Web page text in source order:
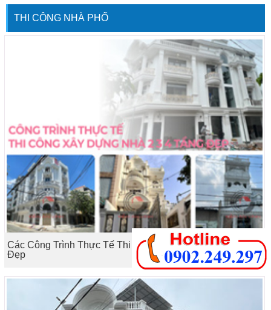
THI CÔNG NHÀ PHỐ
Các Công Trình Thực Tế Thi Công Xây Dựng Nhà Tầng
Đẹp